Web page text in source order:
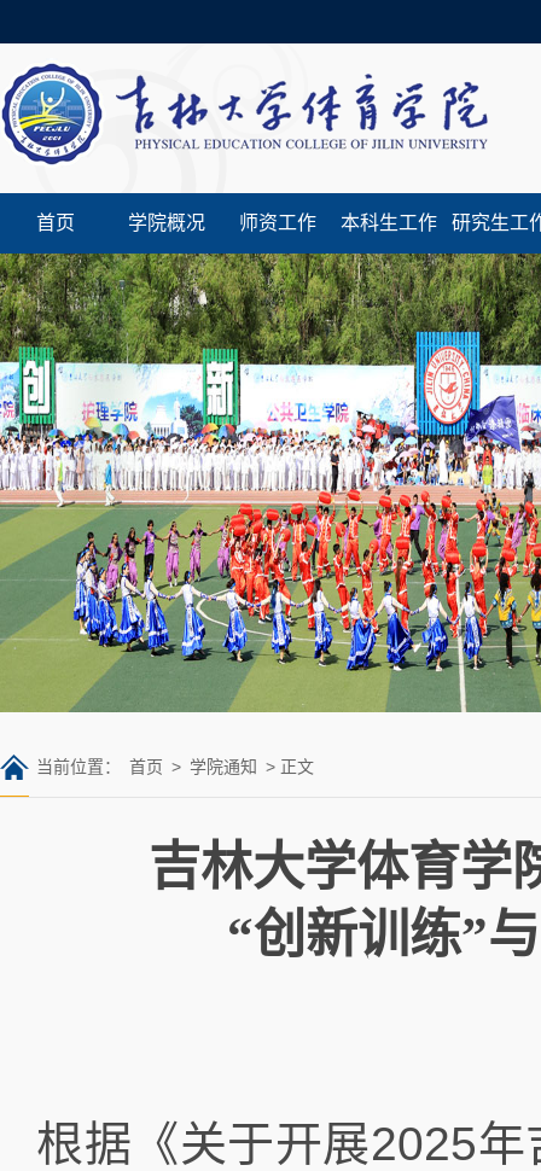
首页 学院概况 师资工作 本科生工作 研究生工
当前位置： 首页 > 学院通知 > 正文
吉林大学体育学
“创新训练”
根据《关于开展2025年